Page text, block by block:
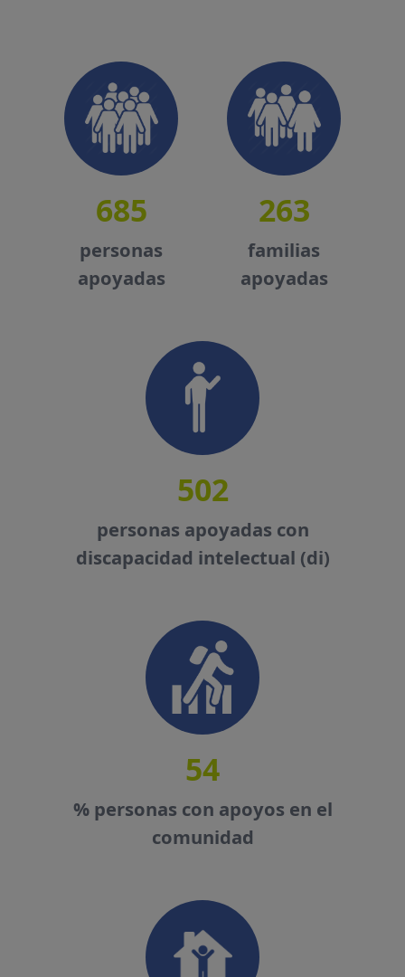
Servicios y
685
personas
apoyadas
263
familias
apoyadas
502
personas apoyadas con
discapacidad intelectual (di)
54
% personas con apoyos en el
comunidad